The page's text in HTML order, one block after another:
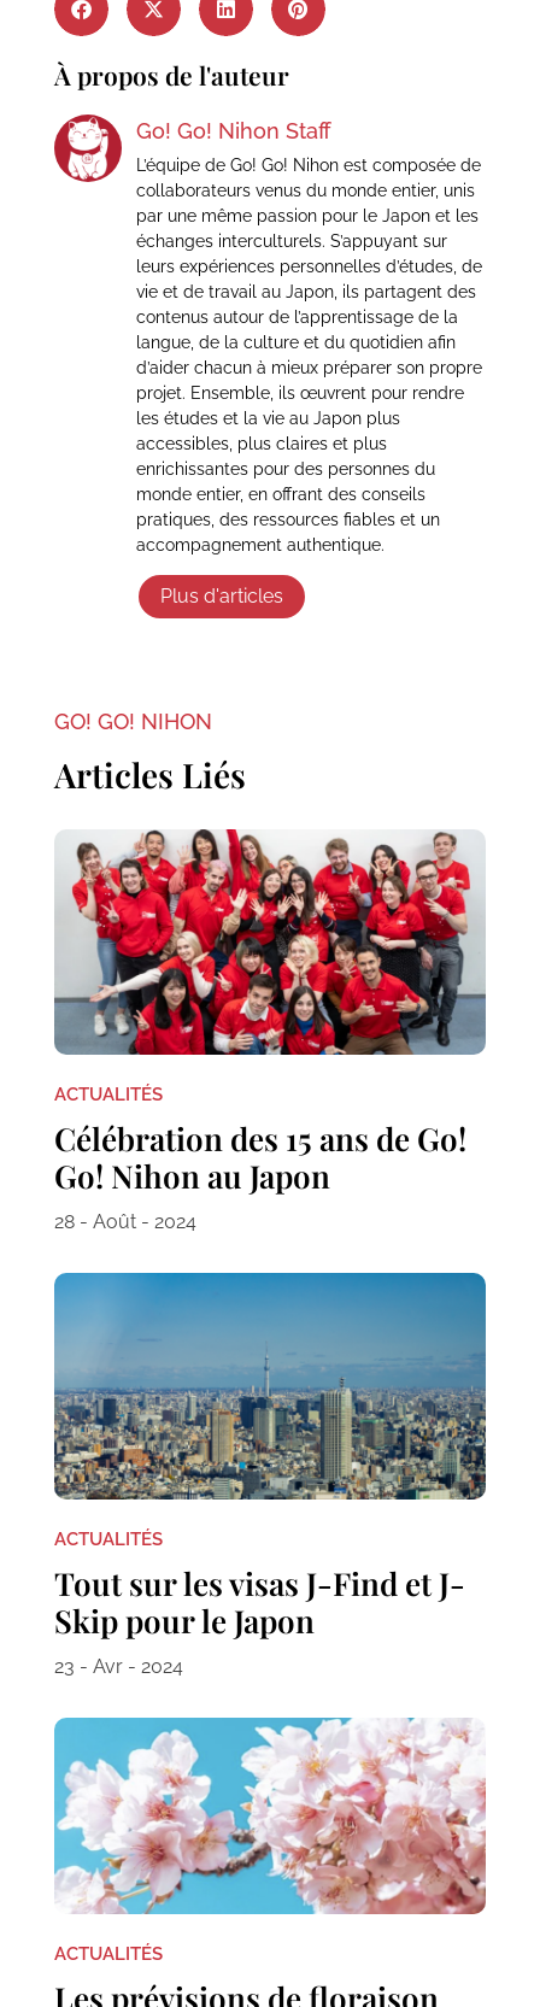
À propos de l'auteur
Go! Go! Nihon Staff
L’équipe de Go! Go! Nihon est composée de
collaborateurs venus du monde entier, unis
par une même passion pour le Japon et les
échanges interculturels. S’appuyant sur
leurs expériences personnelles d’études, de
vie et de travail au Japon, ils partagent des
contenus autour de l’apprentissage de la
langue, de la culture et du quotidien afin
d’aider chacun à mieux préparer son propre
projet. Ensemble, ils œuvrent pour rendre
les études et la vie au Japon plus
accessibles, plus claires et plus
enrichissantes pour des personnes du
monde entier, en offrant des conseils
pratiques, des ressources fiables et un
accompagnement authentique.
Plus d'articles
GO! GO! NIHON
Articles Liés
ACTUALITÉS
Célébration des 15 ans de Go!
Go! Nihon au Japon
28 - Août - 2024
ACTUALITÉS
Tout sur les visas J-Find et J-
Skip pour le Japon
23 - Avr - 2024
ACTUALITÉS
Les prévisions de floraison